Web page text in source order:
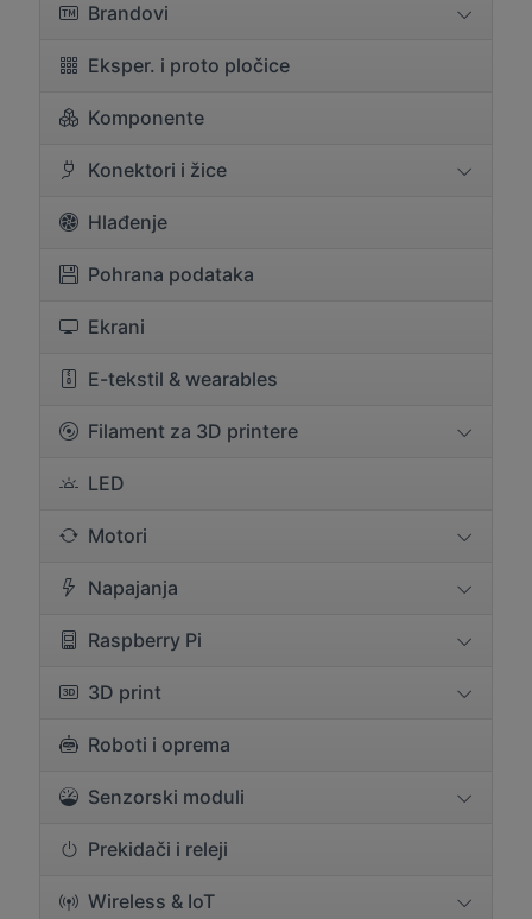
Brandovi
Eksper. i proto pločice
Komponente
Konektori i žice
Hlađenje
Pohrana podataka
Ekrani
E-tekstil & wearables
Filament za 3D printere
LED
Motori
Napajanja
Raspberry Pi
3D print
Roboti i oprema
Senzorski moduli
Prekidači i releji
Wireless & IoT